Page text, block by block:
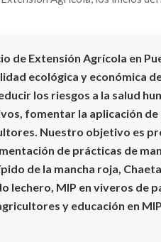
de Extensión Agrícola en
ecológica y económica
los riesgos a la salud
fomentar la aplicación
Nuestro objetivo es
de prácticas de
de la mancha roja,
lechero, MIP en viveros de
y educación en